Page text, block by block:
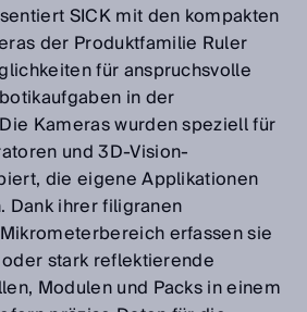
SICK mit den kompakten
der Produktfamilie Ruler
für anspruchsvolle
in der
Kameras wurden speziell für
und 3D-Vision-
die eigene Applikationen
Dank ihrer filigranen
erfassen sie
stark reflektierende
Modulen und Packs in einem